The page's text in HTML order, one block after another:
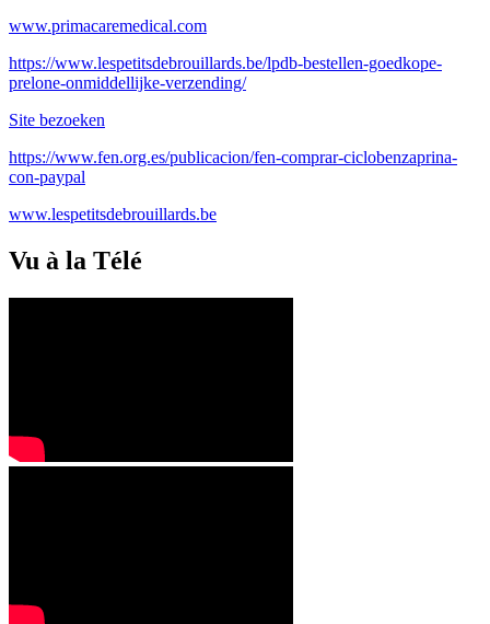
www.primacaremedical.com
https://www.lespetitsdebrouillards.be/lpdb-bestellen-goedkope-
prelone-onmiddellijke-verzending/
Site bezoeken
https://www.fen.org.es/publicacion/fen-comprar-ciclobenzaprina-
con-paypal
www.lespetitsdebrouillards.be
Vu à la Télé